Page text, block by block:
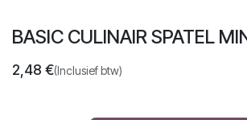
BASIC CULINAIR SPATEL
2,48 €(Inclusief btw)